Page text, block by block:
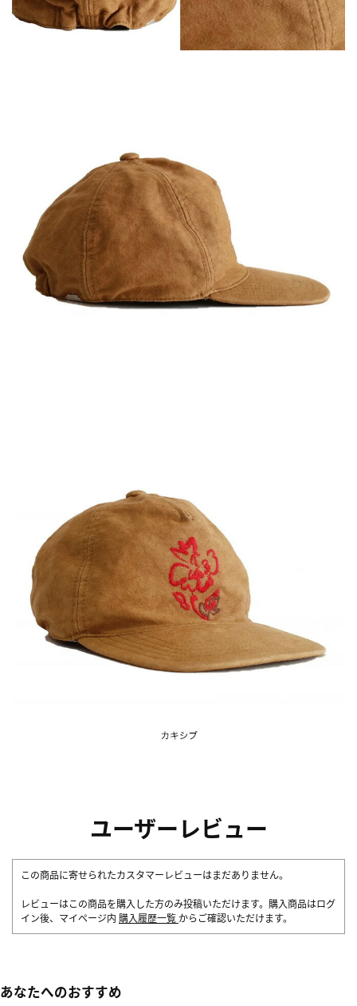
ユーザーレビュー
この商品に寄せられたカスタマーレビューはまだありません。
レビューはこの商品を購入した方のみ投稿いただけます。購入商品はログ
イン後、マイページ内 購入履歴一覧 からご確認いただけます。
あなたへのおすすめ